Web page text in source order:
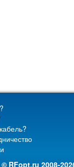
© RFopt.ru 2008-